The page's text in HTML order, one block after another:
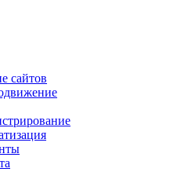
сайтов